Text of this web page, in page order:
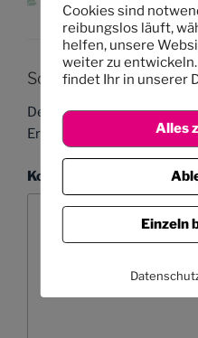
KINDERKUNST
Schreibe einen
Deine E-Mail-Adresse
Erforderliche Felder sind
Kommentar
Cookies sind
reibungslos läuft,
helfen, unsere
weiter zu
findet Ihr in unserer
Alles
Einzeln